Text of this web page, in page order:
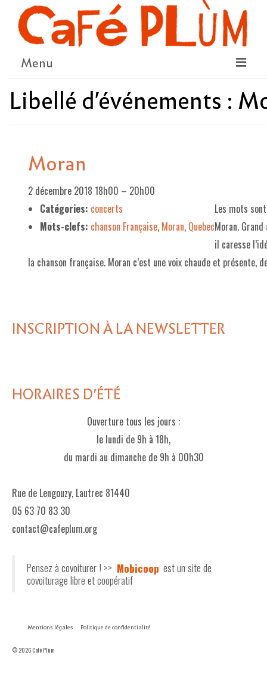
Menu
LE PROJET
NOUS SOUTENIR
LE PROGRAMME
DÉTAIL DES ÉVÉNEMENTS
AMI·ES ARTISTES
NOS FOURNISSEUR·EUSE·S
UNE LIBRAIRIE INDÉPENDANTE
COMMANDER UN LIVRE
LES EXPOSITIONS
INFOS & ACCESSIBILITÉ
Libellé d'événements :
Moran
2 décembre 2018 18h00 – 20h00
Catégories: concerts
Mots-clefs: chanson Française, Moran, Quebec
Les mots
Moran.
il caresse
la chanson française. Moran c’est une voix chaude et présente,
INSCRIPTION À LA NEWSLETTER
HORAIRES D'ÉTÉ
Ouverture tous les jours :
le lundi de 9h à 18h,
du mardi au dimanche de 9h à 00h30
Rue de Lengouzy, Lautrec 81440
05 63 70 83 30
contact@cafeplum.org
Pensez à covoiturer ! >> Mobicoop est un site de
covoiturage libre et coopératif
Mentions légales Politique de confidentialité
© 2026 Café Plùm